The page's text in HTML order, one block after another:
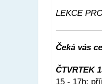
LEKCE
Čeká vás
ČTVRTEK
15 - 17h: